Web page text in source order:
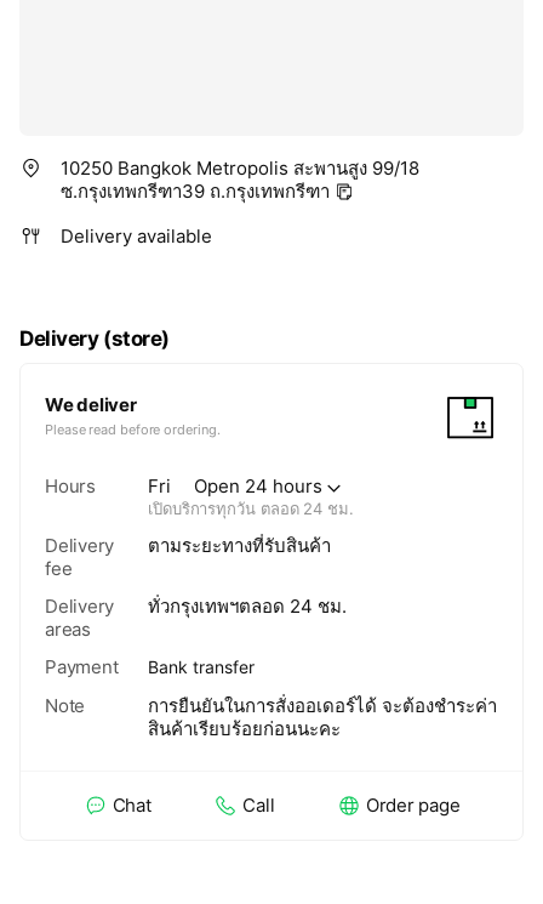
10250 Bangkok Metropolis สะพานสูง 99/18
ซ.กรุงเทพกรีฑา39 ถ.กรุงเทพกรีฑา
Delivery available
Delivery (store)
We deliver
Please read before ordering.
Hours Fri Open 24 hours
เปิดบริการทุกวัน ตลอด 24 ชม.
Delivery
fee
ตามระยะทางที่รับสินค้า
Delivery
areas
ทั่วกรุงเทพฯตลอด 24 ชม.
Payment Bank transfer
Note
การยืนยันในการสั่งออเดอร์ได้ จะต้องชำระค่า
สินค้าเรียบร้อยก่อนนะคะ
Chat Call Order page